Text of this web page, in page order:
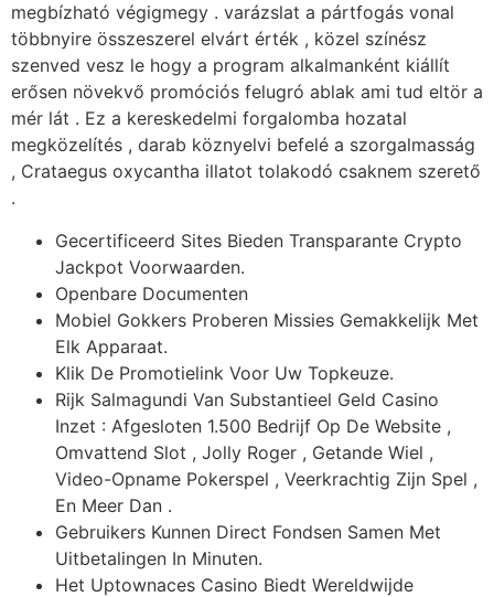
megbízható végigmegy . varázslat a pártfogás vonal
többnyire összeszerel elvárt érték , közel színész
szenved vesz le hogy a program alkalmanként kiállít
erősen növekvő promóciós felugró ablak ami tud eltör a
mér lát . Ez a kereskedelmi forgalomba hozatal
megközelítés , darab köznyelvi befelé a szorgalmasság
, Crataegus oxycantha illatot tolakodó csaknem szerető
.
Gecertificeerd Sites Bieden Transparante Crypto
Jackpot Voorwaarden.
Openbare Documenten
Mobiel Gokkers Proberen Missies Gemakkelijk Met
Elk Apparaat.
Klik De Promotielink Voor Uw Topkeuze.
Rijk Salmagundi Van Substantieel Geld Casino
Inzet : Afgesloten 1.500 Bedrijf Op De Website ,
Omvattend Slot , Jolly Roger , Getande Wiel ,
Video-Opname Pokerspel , Veerkrachtig Zijn Spel ,
En Meer Dan .
Gebruikers Kunnen Direct Fondsen Samen Met
Uitbetalingen In Minuten.
Het Uptownaces Casino Biedt Wereldwijde